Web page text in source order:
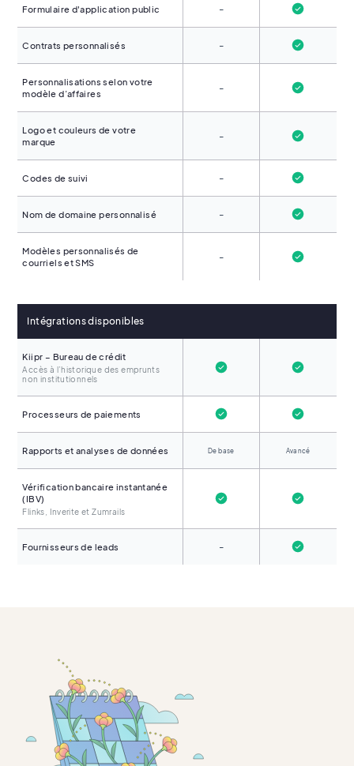
Formulaire d'application public -
Contrats personnalisés -
Personnalisations selon votre
modèle d’affaires
-
Logo et couleurs de votre
marque
-
Codes de suivi -
Nom de domaine personnalisé -
Modèles personnalisés de
courriels et SMS
-
Intégrations disponibles
Kiipr – Bureau de crédit
Accès à l’historique des emprunts
non institutionnels
Processeurs de paiements
Rapports et analyses de données De base Avancé
Vérification bancaire instantanée
(IBV)
Flinks, Inverite et Zumrails
Fournisseurs de leads -